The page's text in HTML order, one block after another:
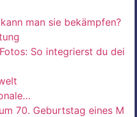
man sie bekämpfen?
So integrierst du dei
70. Geburtstag eines M